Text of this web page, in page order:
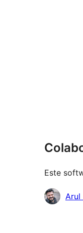
Este
Arul